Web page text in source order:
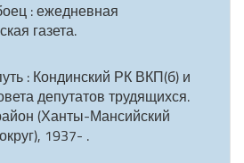
: ежедневная
газета.
: Кондинский РК ВКП(б) и
депутатов трудящихся.
(Ханты-Мансийский
1937- .